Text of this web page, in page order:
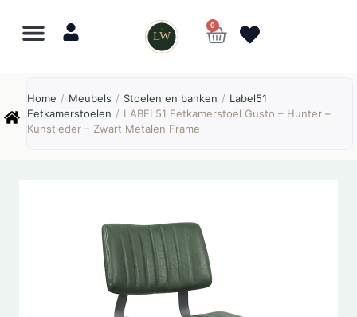
LW
0
Home / Meubels / Stoelen en banken / Label51
Eetkamerstoelen / LABEL51 Eetkamerstoel Gusto – Hunter –
Kunstleder – Zwart Metalen Frame